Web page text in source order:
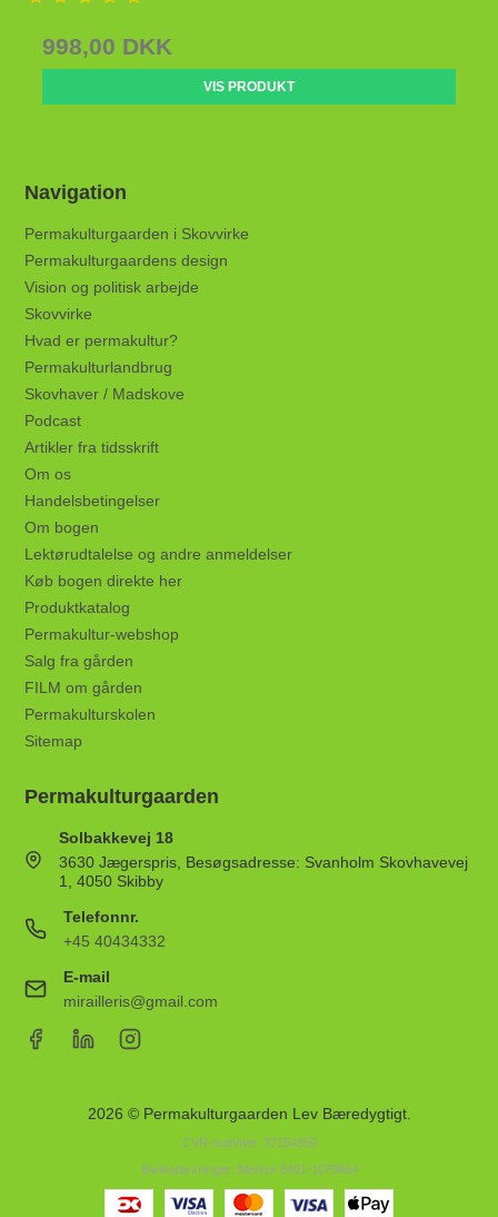
998,00 DKK
VIS PRODUKT
Navigation
Permakulturgaarden i Skovvirke
Permakulturgaardens design
Vision og politisk arbejde
Skovvirke
Hvad er permakultur?
Permakulturlandbrug
Skovhaver / Madskove
Podcast
Artikler fra tidsskrift
Om os
Handelsbetingelser
Om bogen
Lektørudtalelse og andre anmeldelser
Køb bogen direkte her
Produktkatalog
Permakultur-webshop
Salg fra gården
FILM om gården
Permakulturskolen
Sitemap
Permakulturgaarden
Solbakkevej 18
3630 Jægerspris, Besøgsadresse: Svanholm Skovhavevej
1, 4050 Skibby
Telefonnr.
+45 40434332
E-mail
mirailleris@gmail.com
2026 © Permakulturgaarden Lev Bæredygtigt.
CVR-nummer: 37154350
Bankoplysninger: Merkur 8401-1079864